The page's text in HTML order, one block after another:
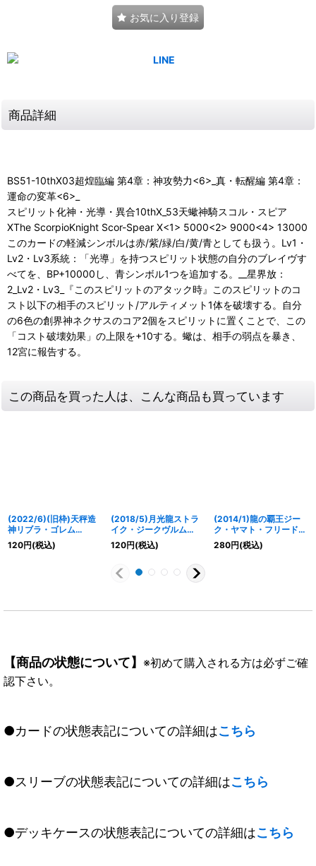
お気に入り登録
商品詳細
BS51-10thX03超煌臨編 第4章：神攻勢力<6>_真・転醒編 第4章：
運命の変革<6>_
スピリット化神・光導・異合10thX_53天蠍神騎スコル・スピア
XThe ScorpioKnight Scor-Spear X<1> 5000<2> 9000<4> 13000
このカードの軽減シンボルは赤/紫/緑/白/黄/青としても扱う。Lv1・
Lv2・Lv3系統：「光導」を持つスピリット状態の自分のブレイヴす
べてを、BP+10000し、青シンボル1つを追加する。__星界放：
2_Lv2・Lv3_『このスピリットのアタック時』このスピリットのコ
スト以下の相手のスピリット/アルティメット1体を破壊する。自分
の6色の創界神ネクサスのコア2個をスピリットに置くことで、この
「コスト破壊効果」の上限を+10する。蠍は、相手の弱点を暴き、
12宮に報告する。
この商品を買った人は、こんな商品も買っています
(2022/6)(旧枠)天秤造
神リブラ・ゴレム
X【10thX】{BS48-
10thX03}《青》
120円(税込)
(2018/5)月光龍ストラ
イク・ジークヴルム
X【X】{SD43-X02}
《白》
120円(税込)
(2014/1)龍の覇王ジー
ク・ヤマト・フリード
(イラスト違い)【X】
{BS14-X01}《赤》
280円(税込)
【商品の状態について】 ※初めて購入される方は必ずご確
認下さい。
●カードの状態表記についての詳細はこちら
●スリーブの状態表記についての詳細はこちら
●デッキケースの状態表記についての詳細はこちら